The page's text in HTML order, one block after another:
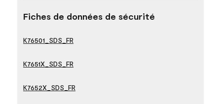
Fiches de données de sécurité
K76501_SDS_FR
K7651X_SDS_FR
K7652X_SDS_FR